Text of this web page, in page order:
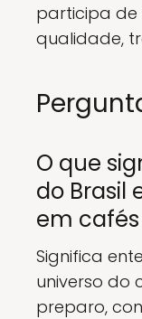
participa de
qualidade,
O que
do Brasil
em
Significa
universo do
preparo,